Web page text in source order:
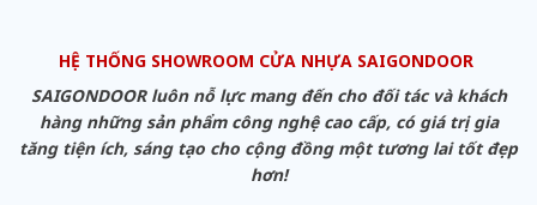
HỆ THỐNG SHOWROOM CỬA NHỰA SAIGONDOOR
SAIGONDOOR luôn nỗ lực mang đến cho đối tác và khách
hàng những sản phẩm công nghệ cao cấp, có giá trị gia
tăng tiện ích, sáng tạo cho cộng đồng một tương lai tốt đẹp
hơn!